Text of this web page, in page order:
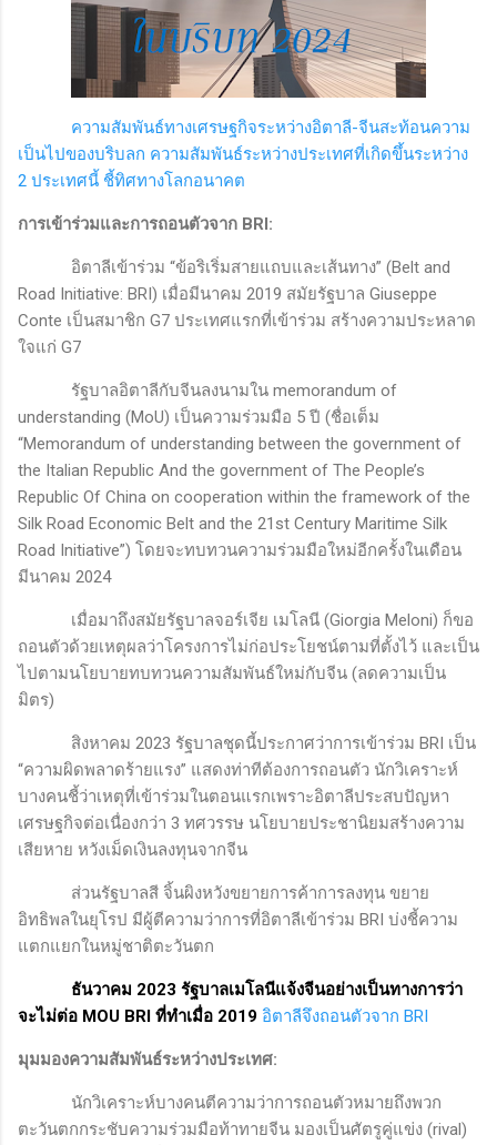
ความสัมพันธ์ทางเศรษฐกิจระหว่างอิตาลี-จีนสะท้อนความ
เป็นไปของบริบลก ความสัมพันธ์ระหว่างประเทศที่เกิดขึ้นระหว่าง
2 ประเทศนี้ ชี้ทิศทางโลกอนาคต
การเข้าร่วมและการถอนตัวจาก BRI:
อิตาลีเข้าร่วม “ข้อริเริ่มสายแถบและเส้นทาง” (Belt and
Road Initiative: BRI) เมื่อมีนาคม 2019 สมัยรัฐบาล Giuseppe
Conte เป็นสมาชิก G7 ประเทศแรกที่เข้าร่วม สร้างความประหลาด
ใจแก่ G7
รัฐบาลอิตาลีกับจีนลงนามใน memorandum of
understanding (MoU) เป็นความร่วมมือ 5 ปี (ชื่อเต็ม
“Memorandum of understanding between the government of
the Italian Republic And the government of The People’s
Republic Of China on cooperation within the framework of the
Silk Road Economic Belt and the 21 st Century Maritime Silk
Road Initiative”) โดยจะทบทวนความร่วมมือใหม่อีกครั้งในเดือน
มีนาคม 2024
เมื่อมาถึงสมัยรัฐบาลจอร์เจีย เมโลนี (Giorgia Meloni) ก็ขอ
ถอนตัวด้วยเหตุผลว่าโครงการไม่ก่อประโยชน์ตามที่ตั้งไว้ และเป็น
ไปตามนโยบายทบทวนความสัมพันธ์ใหม่กับจีน (ลดความเป็น
มิตร)
สิงหาคม 2023 รัฐบาลชุดนี้ประกาศว่าการเข้าร่วม BRI เป็น
“ความผิดพลาดร้ายแรง” แสดงท่าทีต้องการถอนตัว นักวิเคราะห์
บางคนชี้ว่าเหตุที่เข้าร่วมในตอนแรกเพราะอิตาลีประสบปัญหา
เศรษฐกิจต่อเนื่องกว่า 3 ทศวรรษ นโยบายประชานิยมสร้างความ
เสียหาย หวังเม็ดเงินลงทุนจากจีน
ส่วนรัฐบาลสี จิ้นผิงหวังขยายการค้าการลงทุน ขยาย
อิทธิพลในยุโรป มีผู้ตีความว่าการที่อิตาลีเข้าร่วม BRI บ่งชี้ความ
แตกแยกในหมู่ชาติตะวันตก
ธันวาคม 2023 รัฐบาลเมโลนีแจ้งจีนอย่างเป็นทางการว่า
จะไม่ต่อ MOU BRI ที่ทำเมื่อ 2019 อิตาลีจึงถอนตัวจาก BRI
มุมมองความสัมพันธ์ระหว่างประเทศ:
นักวิเคราะห์บางคนตีความว่าการถอนตัวหมายถึงพวก
ตะวันตกกระชับความร่วมมือท้าทายจีน มองเป็นศัตรูคู่แข่ง (rival)